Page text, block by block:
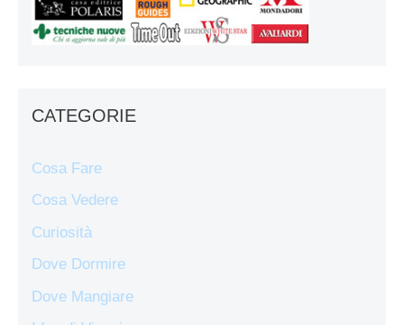
CATEGORIE
Cosa Fare
Cosa Vedere
Curiosità
Dove Dormire
Dove Mangiare